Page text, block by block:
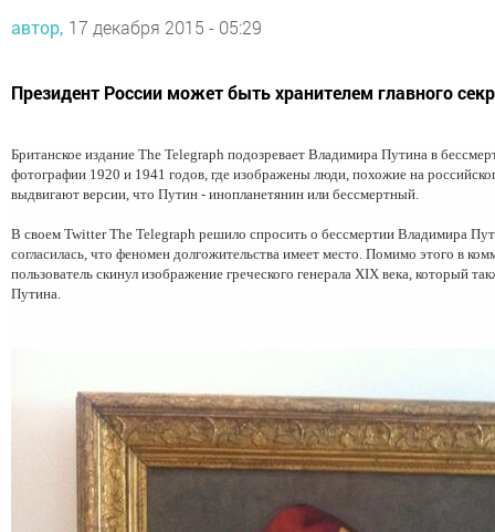
автор, 17 декабря 2015 - 05:29
Президент России может быть хранителем главного
Британское издание The Telegraph подозревает Владимира Путина в
фотографии 1920 и 1941 годов, где изображены люди, похожие на
выдвигают версии, что Путин - инопланетянин или бессмертный.
В своем Twitter The Telegraph решило спросить о бессмертии Владимира
согласилась, что феномен долгожительства имеет место. Помимо этого в
пользователь скинул изображение греческого генерала XIX века, который
Путина.